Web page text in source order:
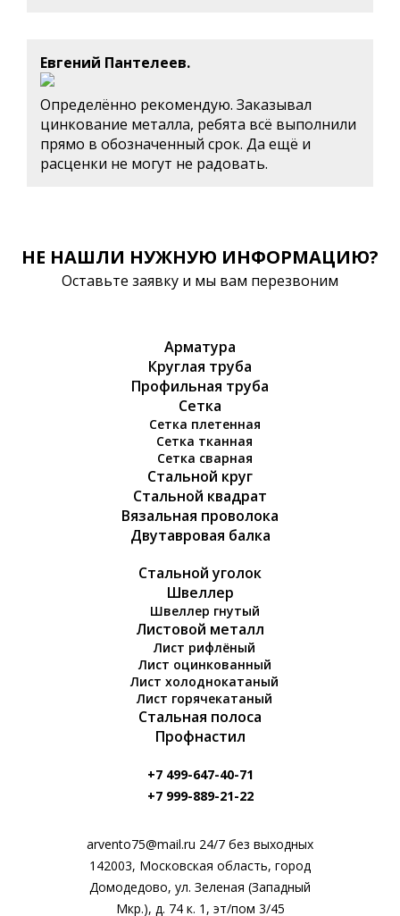
Евгений Пантелеев.
Определённо рекомендую. Заказывал
цинкование металла, ребята всё выполнили
прямо в обозначенный срок. Да ещё и
расценки не могут не радовать.
НЕ НАШЛИ НУЖНУЮ ИНФОРМАЦИЮ?
Оставьте заявку и мы вам перезвоним
Арматура
Круглая труба
Профильная труба
Сетка
Сетка плетенная
Сетка тканная
Сетка сварная
Стальной круг
Стальной квадрат
Вязальная проволока
Двутавровая балка
Стальной уголок
Швеллер
Швеллер гнутый
Листовой металл
Лист рифлёный
Лист оцинкованный
Лист холоднокатаный
Лист горячекатаный
Стальная полоса
Профнастил
+7 499-647-40-71
+7 999-889-21-22
arvento75@mail.ru 24/7 без выходных
142003, Московская область, город
Домодедово, ул. Зеленая (Западный
Мкр.), д. 74 к. 1, эт/пом 3/45